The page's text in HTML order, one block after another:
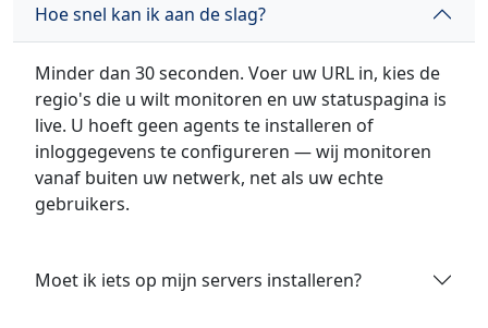
Hoe snel kan ik aan de slag?
Minder dan 30 seconden. Voer uw URL in, kies de
regio's die u wilt monitoren en uw statuspagina is
live. U hoeft geen agents te installeren of
inloggegevens te configureren — wij monitoren
vanaf buiten uw netwerk, net als uw echte
gebruikers.
Moet ik iets op mijn servers installeren?